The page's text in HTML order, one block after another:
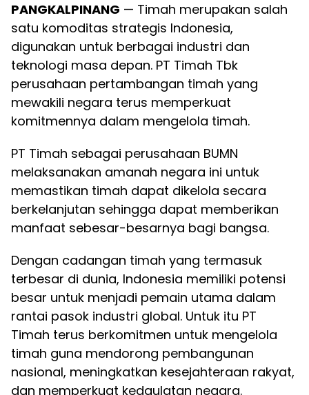
PANGKALPINANG — Timah merupakan salah
satu komoditas strategis Indonesia,
digunakan untuk berbagai industri dan
teknologi masa depan. PT Timah Tbk
perusahaan pertambangan timah yang
mewakili negara terus memperkuat
komitmennya dalam mengelola timah.
PT Timah sebagai perusahaan BUMN
melaksanakan amanah negara ini untuk
memastikan timah dapat dikelola secara
berkelanjutan sehingga dapat memberikan
manfaat sebesar-besarnya bagi bangsa.
Dengan cadangan timah yang termasuk
terbesar di dunia, Indonesia memiliki potensi
besar untuk menjadi pemain utama dalam
rantai pasok industri global. Untuk itu PT
Timah terus berkomitmen untuk mengelola
timah guna mendorong pembangunan
nasional, meningkatkan kesejahteraan rakyat,
dan memperkuat kedaulatan negara.